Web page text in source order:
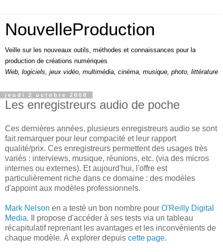
NouvelleProduction
Veille sur les nouveaux outils, méthodes et connaissances pour la
production de créations numériques
Web, logiciels, jeux vidéo, multimédia, cinéma, musique, photo, littérature
jeudi 2 octobre 2008
Les enregistreurs audio de poche
Ces dernières années, plusieurs enregistreurs audio se sont
fait remarquer pour leur compacité et leur rapport
qualité/prix. Ces enregistreurs permettent des usages très
variés : interviews, musique, réunions, etc. (via des micros
internes ou externes). Et aujourd'hui, l'offre est
particulièrement riche dans ce domaine : des modèles
d'appoint aux modèles professionnels.
Mark Nelson en a testé un bon nombre pour O'Reilly Digital
Media. Il propose d'accéder à ses tests via un tableau
récapitulatif reprenant les avantages et les inconvénients de
chaque modèle. À explorer depuis cette page.